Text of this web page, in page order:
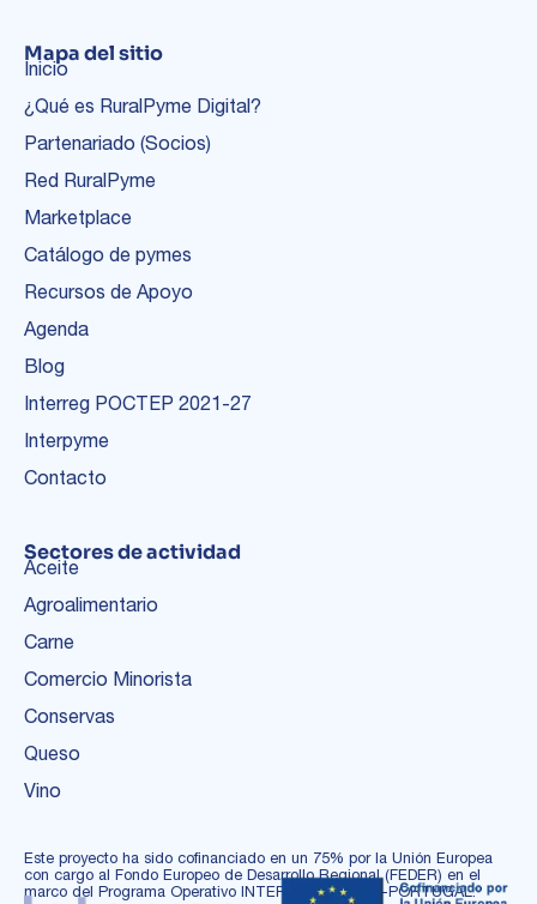
Mapa del sitio
Inicio
¿Qué es RuralPyme Digital?
Partenariado (Socios)
Red RuralPyme
Marketplace
Catálogo de pymes
Recursos de Apoyo
Agenda
Blog
Interreg POCTEP 2021-27
Interpyme
Contacto
Sectores de actividad
Aceite
Agroalimentario
Carne
Comercio Minorista
Conservas
Queso
Vino
Este proyecto ha sido cofinanciado en un 75% por la Unión Europea
con cargo al Fondo Europeo de Desarrollo Regional (FEDER) en el
marco del Programa Operativo INTERREG ESPAÑA-PORTUGAL.